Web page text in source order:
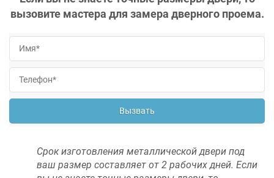
вызовите мастера для замера дверного проема.
Вызвать
Срок изготовления металлической двери под
ваш размер составляет от 2 рабочих дней. Если